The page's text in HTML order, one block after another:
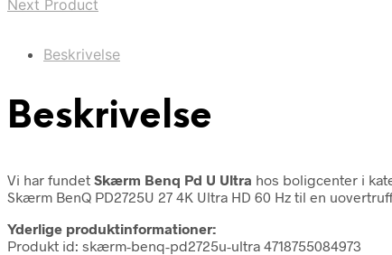
Next Product
Beskrivelse
Beskrivelse
Vi har fundet Skærm Benq Pd U Ultra hos boligcenter i
Skærm BenQ PD2725U 27 4K Ultra HD 60 Hz til en
Yderlige produktinformationer:
Produkt id: skærm-benq-pd2725u-ultra 4718755084973